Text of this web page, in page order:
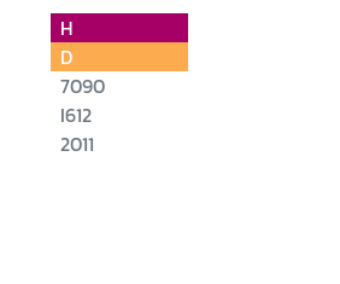
H
D
7090
I612
2011